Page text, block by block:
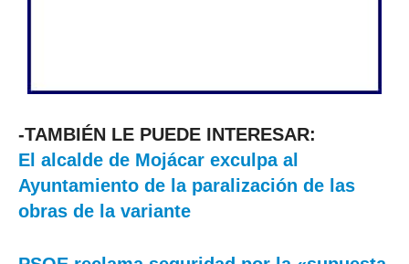
-TAMBIÉN LE PUEDE INTERESAR:
El alcalde de Mojácar exculpa al
Ayuntamiento de la paralización de las
obras de la variante